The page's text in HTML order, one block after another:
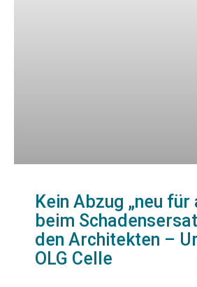
Kein Abzug „neu für
beim
den Architekten –
OLG Celle